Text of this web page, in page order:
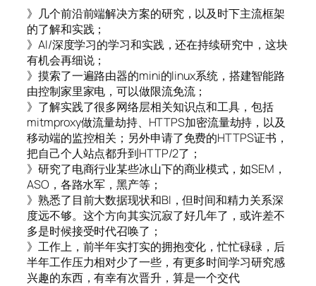
》几个前沿前端解决方案的研究，以及时下主流框架
的了解和实践；
》AI/深度学习的学习和实践，还在持续研究中，这块
有机会再细说；
》摸索了一遍路由器的mini的linux系统，搭建智能路
由控制家里家电，可以做限流免流；
》了解实践了很多网络层相关知识点和工具，包括
mitmproxy做流量劫持、HTTPS加密流量劫持，以及
移动端的监控相关；另外申请了免费的HTTPS证书，
把自己个人站点都升到HTTP/2了；
》研究了电商行业某些冰山下的商业模式，如SEM，
ASO，各路水军，黑产等；
》熟悉了目前大数据现状和BI，但时间和精力关系深
度远不够。这个方向其实沉寂了好几年了，或许差不
多是时候接受时代召唤了；
》工作上，前半年实打实的拥抱变化，忙忙碌碌，后
半年工作压力相对少了一些，有更多时间学习研究感
兴趣的东西，有幸有次晋升，算是一个交代